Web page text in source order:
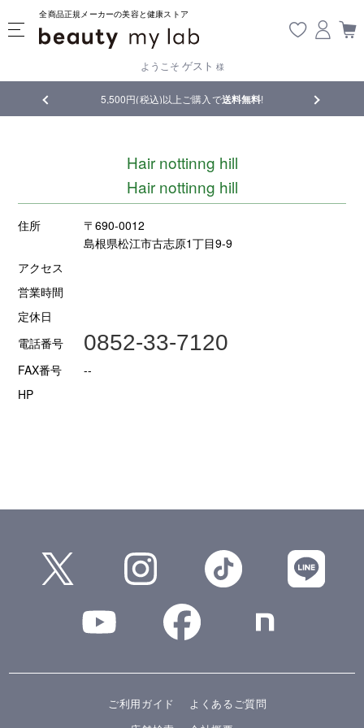
全商品正規メーカーの美容と健康ストア
ようこそ ゲスト 様
5,500円(税込)以上ご購入で 送料無料! 【重要】熊本地震
Hair nottinng hill
Hair nottinng hill
住所
〒690-0012
島根県松江市古志原1丁目9-9
アクセス
営業時間
定休日
電話番号
0852-33-7120
FAX番号
--
HP
ご利用ガイド
よくあるご質問